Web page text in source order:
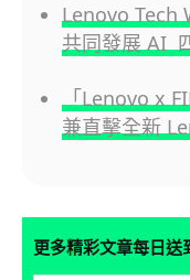
Lenovo Tech
共同發展 AI
「Lenovo x
兼直擊全新
更多精彩文章每日送